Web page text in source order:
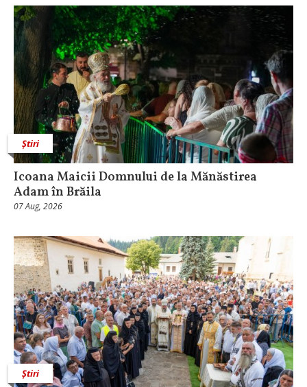
Știri
Icoana Maicii Domnului de la Mănăstirea
Adam în Brăila
07 Aug, 2026
Știri